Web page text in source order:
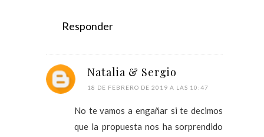
Responder
Natalia & Sergio
18 DE FEBRERO DE 2019 A LAS 10:47
No te vamos a engañar si te decimos
que la propuesta nos ha sorprendido